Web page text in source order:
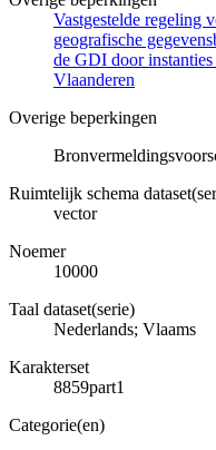
Vastgestelde regeling
geografische
de GDI door
Vlaanderen
Overige beperkingen
Ruimtelijk schema
vector
Noemer
10000
Taal dataset(serie)
Nederlands; Vlaams
Karakterset
8859part1
Categorie(en)